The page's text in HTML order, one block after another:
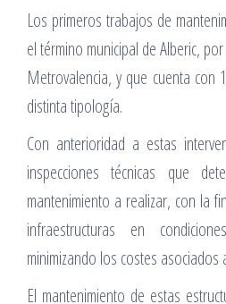
Los primeros trabajos de
el término municipal de Alberic,
Metrovalencia, y que cuenta con
distinta tipología.
Con anterioridad a estas
inspecciones técnicas que
mantenimiento a realizar, con la
infraestructuras en
minimizando los costes asociados
El mantenimiento de estas